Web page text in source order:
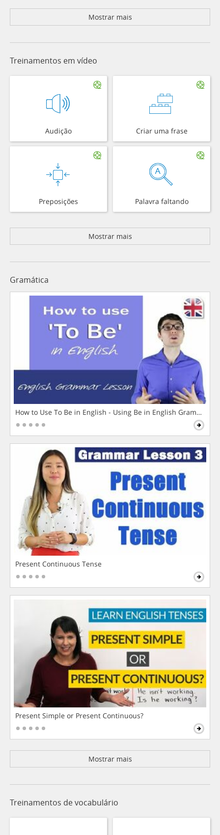
Mostrar mais
Treinamentos em vídeo
Audição Criar uma frase
Preposições Palavra faltando
Mostrar mais
Gramática
How to Use To Be in English - Using Be in English Grammar
Present Continuous Tense
Present Simple or Present Continuous?
Mostrar mais
Treinamentos de vocabulário